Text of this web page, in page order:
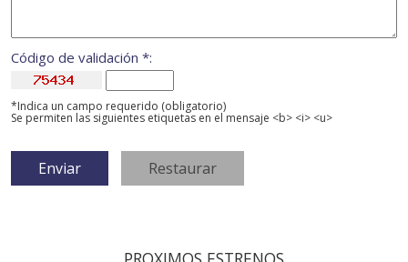
Código de validación *:
*Indica un campo requerido (obligatorio)
Se permiten las siguientes etiquetas en el mensaje <b> <i> <u>